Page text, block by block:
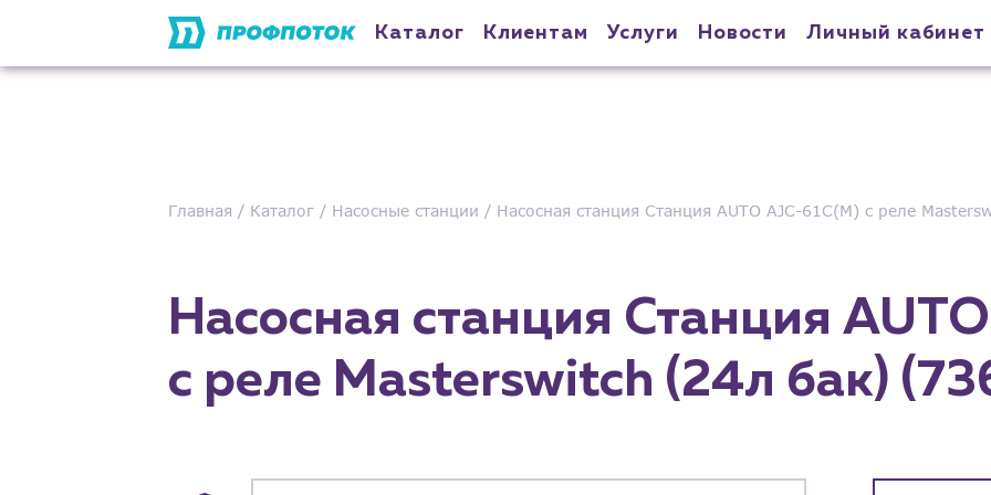
Каталог Клиентам Услуги Новости Личный кабинет
Главная Каталог Насосные станции Насосная станция Станция AUTO AJC-61C(M) с реле
Насосная станция Станция
с реле Masterswitch (24л бак)